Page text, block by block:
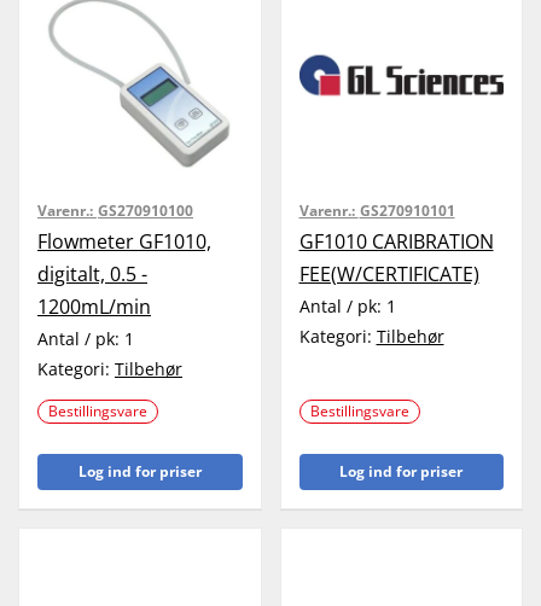
Varenr.: GS270910100
Flowmeter GF1010,
digitalt, 0.5 -
1200mL/min
Antal / pk: 1
Kategori: Tilbehør
Bestillingsvare
Log ind for priser
Varenr.: GS270910101
GF1010 CARIBRATION
FEE(W/CERTIFICATE)
Antal / pk: 1
Kategori: Tilbehør
Bestillingsvare
Log ind for priser